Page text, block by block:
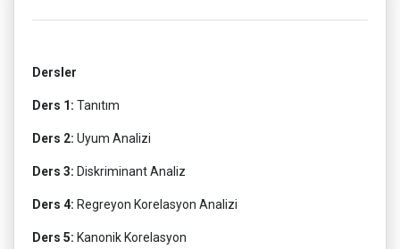
Dersler
Ders 1: Tanıtım
Ders 2: Uyum Analizi
Ders 3: Diskriminant Analiz
Ders 4: Regreyon Korelasyon Analizi
Ders 5: Kanonik Korelasyon